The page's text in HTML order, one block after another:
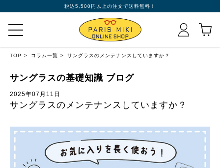
税込5,500円以上の注文で送料無料！
TOP コラム一覧 サングラスのメンテナンスしていますか？
サングラスの基礎知識 ブログ
2025年07月11日
サングラスのメンテナンスしていますか？